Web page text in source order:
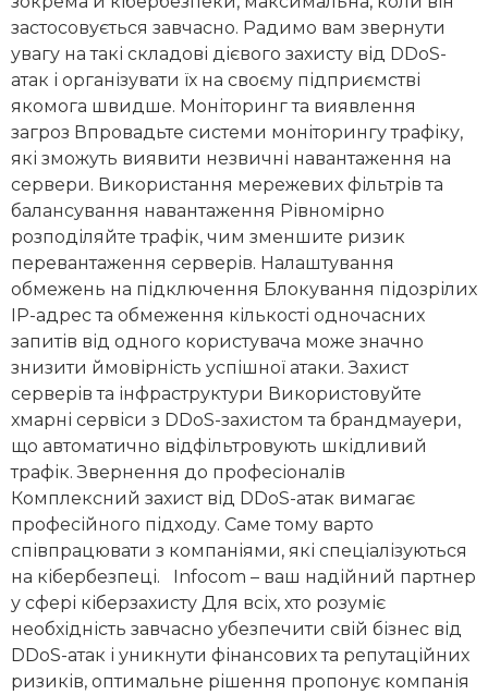
застосовується завчасно. Радимо вам звернути
увагу на такі складові дієвого захисту від DDoS-
атак і організувати їх на своєму підприємстві
якомога швидше. Моніторинг та виявлення
загроз Впровадьте системи моніторингу трафіку,
які зможуть виявити незвичні навантаження на
сервери. Використання мережевих фільтрів та
балансування навантаження Рівномірно
розподіляйте трафік, чим зменшите ризик
перевантаження серверів. Налаштування
обмежень на підключення Блокування підозрілих
IP-адрес та обмеження кількості одночасних
запитів від одного користувача може значно
знизити ймовірність успішної атаки. Захист
серверів та інфраструктури Використовуйте
хмарні сервіси з DDoS-захистом та брандмауери,
що автоматично відфільтровують шкідливий
трафік. Звернення до професіоналів
Комплексний захист від DDoS-атак вимагає
професійного підходу. Саме тому варто
співпрацювати з компаніями, які спеціалізуються
на кібербезпеці. Infocom – ваш надійний партнер
у сфері кіберзахисту Для всіх, хто розуміє
необхідність завчасно убезпечити свій бізнес від
DDoS-атак і уникнути фінансових та репутаційних
ризиків, оптимальне рішення пропонує компанія